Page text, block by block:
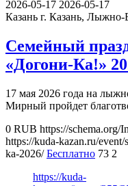
2026-05-17 2026-05-17
Казань г. Казань,
Семейный
«Догони-Ка!»
17 мая 2026 года на
Мирный пройдет
0 RUB https://schema.org/
https://kuda-kazan.ru/
ka-2026/ Бесплатно 73 2
https://kuda-